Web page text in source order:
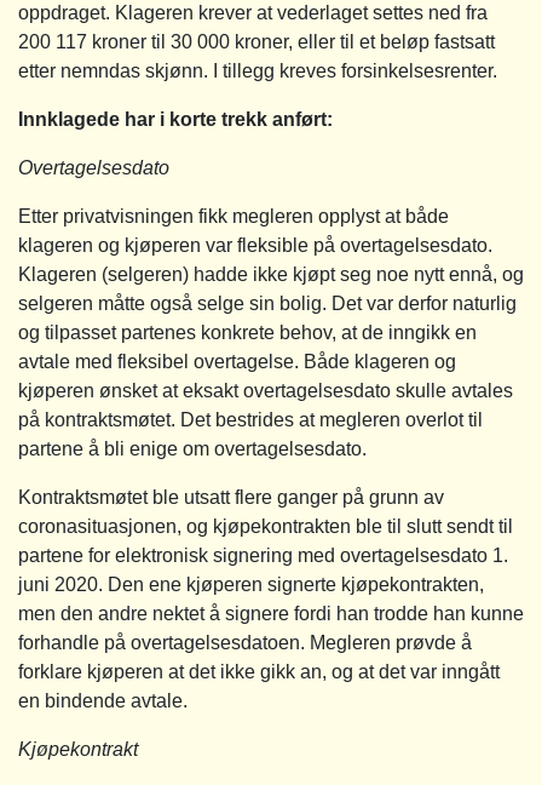
oppdraget. Klageren krever at vederlaget settes ned fra
200 117 kroner til 30 000 kroner, eller til et beløp fastsatt
etter nemndas skjønn. I tillegg kreves forsinkelsesrenter.
Innklagede har i korte trekk anført:
Overtagelsesdato
Etter privatvisningen fikk megleren opplyst at både
klageren og kjøperen var fleksible på overtagelsesdato.
Klageren (selgeren) hadde ikke kjøpt seg noe nytt ennå, og
selgeren måtte også selge sin bolig. Det var derfor naturlig
og tilpasset partenes konkrete behov, at de inngikk en
avtale med fleksibel overtagelse. Både klageren og
kjøperen ønsket at eksakt overtagelsesdato skulle avtales
på kontraktsmøtet. Det bestrides at megleren overlot til
partene å bli enige om overtagelsesdato.
Kontraktsmøtet ble utsatt flere ganger på grunn av
coronasituasjonen, og kjøpekontrakten ble til slutt sendt til
partene for elektronisk signering med overtagelsesdato 1.
juni 2020. Den ene kjøperen signerte kjøpekontrakten,
men den andre nektet å signere fordi han trodde han kunne
forhandle på overtagelsesdatoen. Megleren prøvde å
forklare kjøperen at det ikke gikk an, og at det var inngått
en bindende avtale.
Kjøpekontrakt